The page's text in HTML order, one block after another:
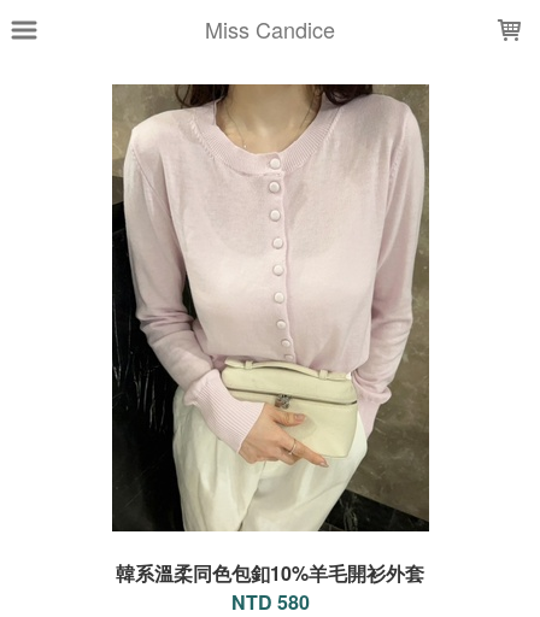
Miss Candice
韓系溫柔同色包釦10%羊毛開衫外套
NTD 580